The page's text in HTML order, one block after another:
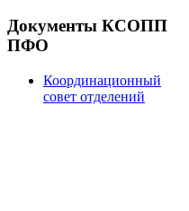
Документы КСОПП
ПФО
Координационный
совет отделений